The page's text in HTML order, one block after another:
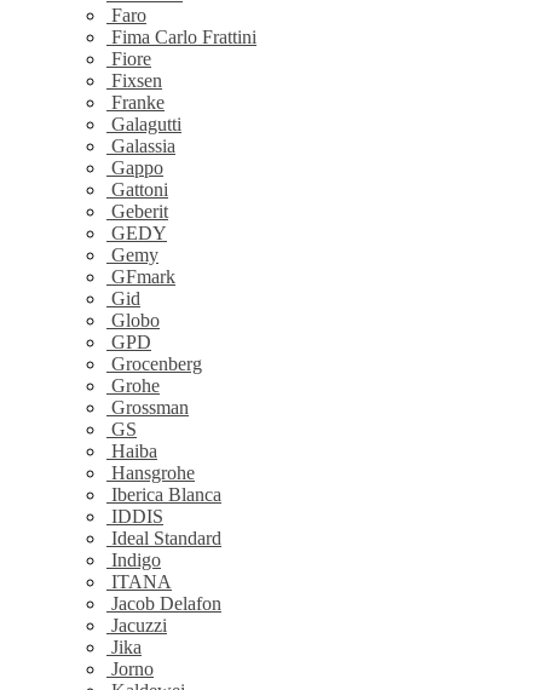
Faro
Fima Carlo Frattini
Fiore
Fixsen
Franke
Galagutti
Galassia
Gappo
Gattoni
Geberit
GEDY
Gemy
GFmark
Gid
Globo
GPD
Grocenberg
Grohe
Grossman
GS
Haiba
Hansgrohe
Iberica Blanca
IDDIS
Ideal Standard
Indigo
ITANA
Jacob Delafon
Jacuzzi
Jika
Jorno